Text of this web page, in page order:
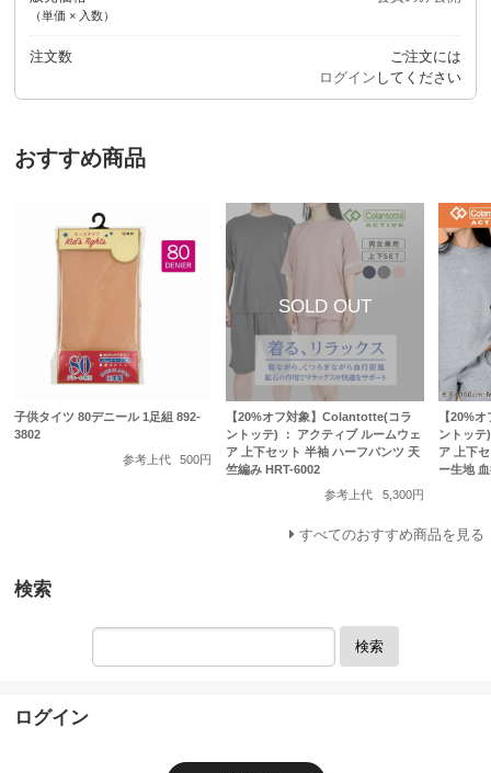
（単価 × 入数）
注文数
ご注文には
ログイン してください
おすすめ商品
子供タイツ 80デニール 1足組 892-
3802
参考上代
500円
【20%オフ対象】Colantotte(コラ
ントッテ) ： アクティブ ルームウェ
ア 上下セット 半袖 ハーフパンツ 天
竺編み HRT-6002
参考上代
5,300円
【20%
ントッテ
ア 上下
ー生地
すべてのおすすめ商品を見る
検索
検索
ログイン